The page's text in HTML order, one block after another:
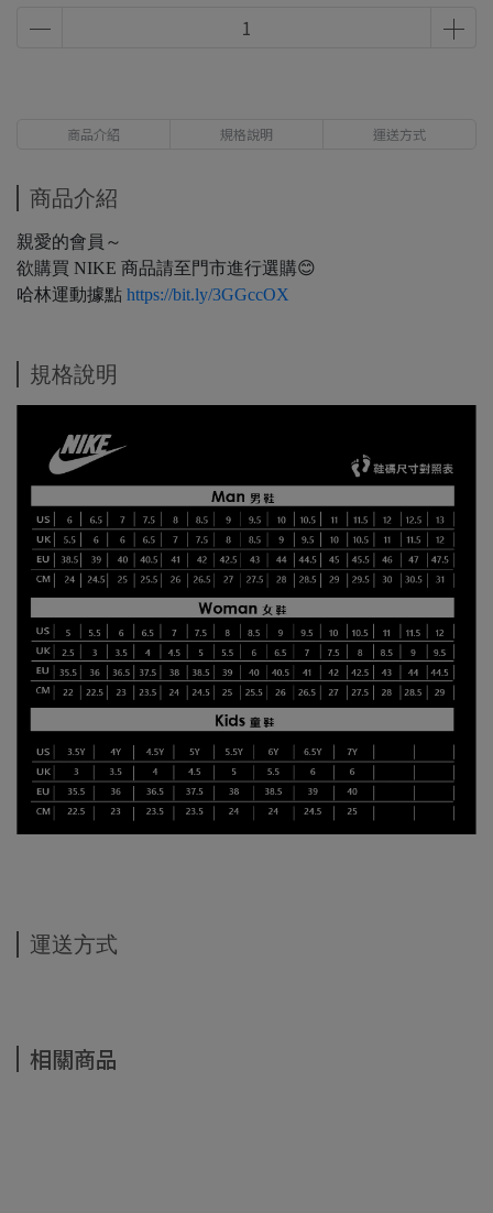
商品介紹 規格說明 運送方式
商品介紹
親愛的會員～
欲購買 NIKE 商品請至門市進行選購😊
哈林運動據點 https://bit.ly/3GGccOX
規格說明
運送方式
相關商品